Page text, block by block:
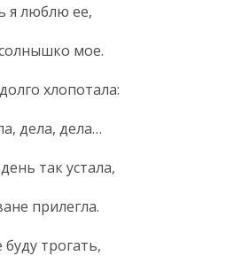
я люблю ее,
мое.
хлопотала:
дела, дела…
так устала,
прилегла.
буду трогать,